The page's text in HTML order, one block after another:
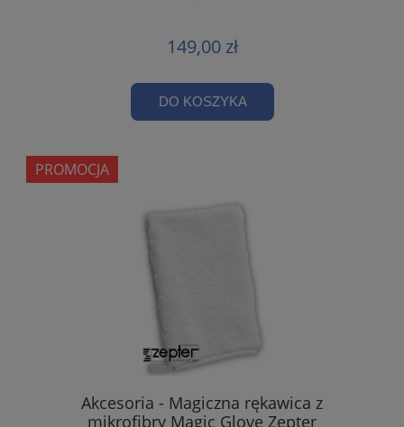
149,00 zł
DO KOSZYKA
Akcesoria - Magiczna rękawica z
mikrofibry Magic Glove Zepter
PROMOCJA